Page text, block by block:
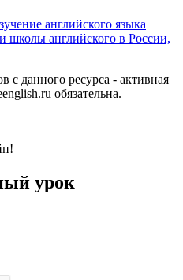
английского языка
школы английского в России,
с данного ресурса - активная
обязательна.
урок